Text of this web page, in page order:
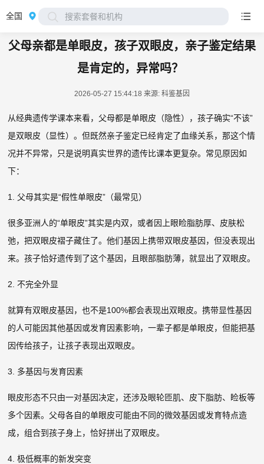
全国 搜索套餐和机构
父母亲都是单眼皮，孩子双眼皮，亲子鉴定结果
是肯定的，异常吗？
2026-05-27 15:44:18 来源: 科鉴基因
从经典遗传学课本来看，父母都是单眼皮（隐性），孩子确实“不该”
是双眼皮（显性）。但既然亲子鉴定已经肯定了血缘关系，那这个情
况并不异常，只是说明真实世界的遗传比课本更复杂。常见原因如
下：
1. 父母其实是“假性单眼皮”（最常见）
很多亚洲人的“单眼皮”其实是内双，或者因上眼睑脂肪厚、皮肤松
弛，把双眼皮褶子藏住了。他们基因上携带双眼皮基因，但没表现出
来。孩子恰好遗传到了这个基因，且眼部脂肪薄，就显出了双眼皮。
2. 不完全外显
就算有双眼皮基因，也不是100%都会表现出双眼皮。携带显性基因
的人可能因其他基因或发育因素影响，一辈子都是单眼皮，但能把基
因传给孩子，让孩子表现出双眼皮。
3. 多基因与发育因素
眼皮形态不只由一对基因决定，还涉及眼轮匝肌、皮下脂肪、睑板等
多个因素。父母各自的单眼皮可能由不同的微效基因或发育特点造
成，组合到孩子身上，恰好拼出了双眼皮。
4. 极低概率的新发突变